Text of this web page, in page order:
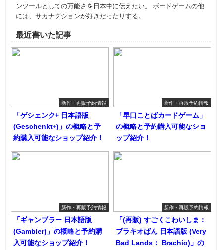
ンツールとしての万能さを日本中に伝えたい。 ボードゲームの他
には、サカナクションが好きだったりする。
最近書いた記事
新作・再販予約情報
「ゲシェンク+ 日本語版
(Geschenkt+)」の概略と予
約購入可能なショップ紹介！
新作・再販予約情報
「早口ことばカードゲーム」
の概略と予約購入可能なショ
ップ紹介！
新作・再販予約情報
「ギャンブラー 日本語版
(Gambler)」の概略と予約購
入可能なショップ紹介！
新作・再販予約情報
「(再販) すごくこわいしま：
ブラキオばん 日本語版 (Very
Bad Lands： Brachio)」の